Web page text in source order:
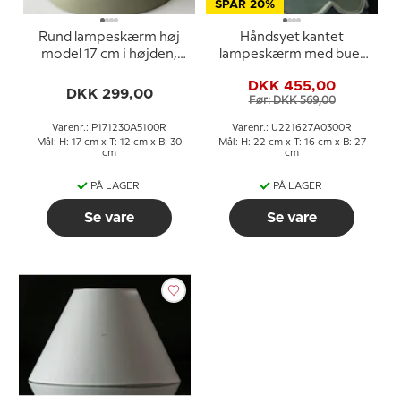
Rund lampeskærm høj
model 17 cm i højden,
DKK 299,00
Varenr.: P171230A5100R
Mål: H: 17 cm x T: 12 cm x B: 30
cm
PÅ LAGER
Se vare
SPAR 20%
Håndsyet kantet
lampeskærm med buer
silke stof
DKK 455,00
Før: DKK 569,00
Varenr.: U221627A0300R
Mål: H: 22 cm x T: 16 cm x B: 27
cm
PÅ LAGER
Se vare